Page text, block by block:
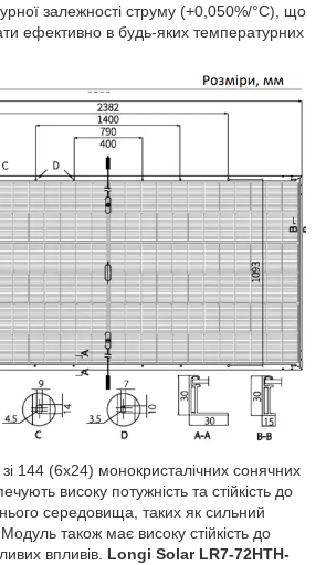
залежності струму (+0,050%/°C), що
ефективно в будь-яких температурних
144 (6х24) монокристалічних сонячних
високу потужність та стійкість до
середовища, таких як сильний
Модуль також має високу стійкість до
впливів. Longi Solar LR7-72HTH-